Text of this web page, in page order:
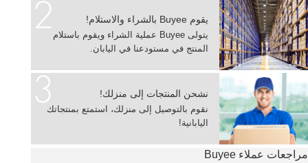
يقوم Buyee بالشراء والاستلام!
يتولى Buyee عملية الشراء ويقوم باستلام
المنتج في مستودعنا في اليابان.
نشحن المنتجات إلى منزلك!
نقوم بالتوصيل إلى منزلك، استمتع بمنتجاتك
اليابانية!
مراجعات عملاء Buyee